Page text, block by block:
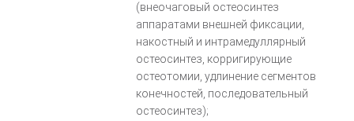
(внеочаговый остеосинтез
аппаратами внешней фиксации,
накостный и интрамедуллярный
остеосинтез, корригирующие
остеотомии, удлинение сегментов
конечностей, последовательный
остеосинтез);